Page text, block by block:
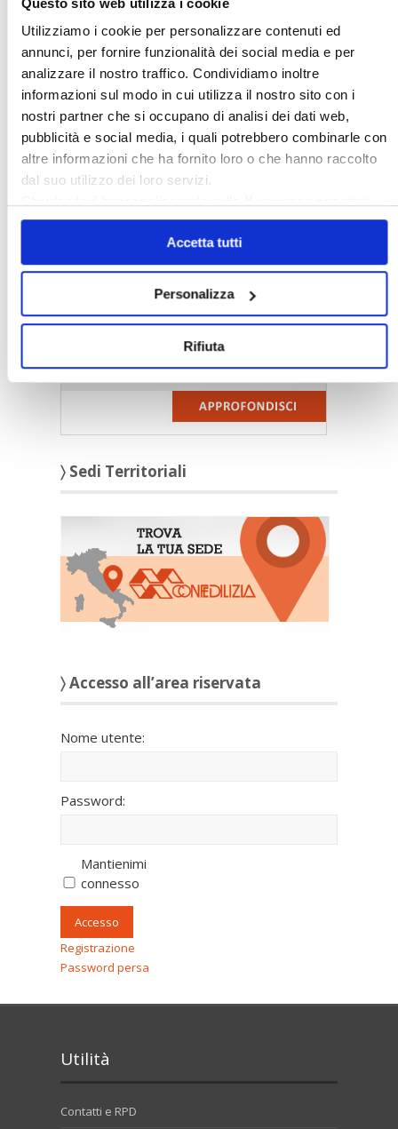
Utilizziamo i cookie per personalizzare contenuti ed
annunci, per fornire funzionalità dei social media e per
analizzare il nostro traffico. Condividiamo inoltre
informazioni sul modo in cui utilizza il nostro sito con i
nostri partner che si occupano di analisi dei dati web,
pubblicità e social media, i quali potrebbero combinarle con
altre informazioni che ha fornito loro o che hanno raccolto
dal suo utilizzo dei loro servizi.
solo i cookie necessari.
Accetta tutti
Personalizza
Rifiuta
〉 5 ragioni per aderire a Confedilizia
〉 Sedi Territoriali
〉 Accesso all’area riservata
Nome utente:
Password:
Mantienimi
connesso
Accesso
Registrazione
Password persa
Utilità
Contatti e RPD